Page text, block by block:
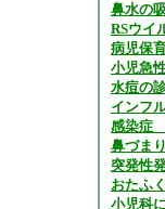
鼻水の
RSウイ
病児保
小児急
水痘の
インフ
感染症
鼻づま
突発性
おたふ
小児科